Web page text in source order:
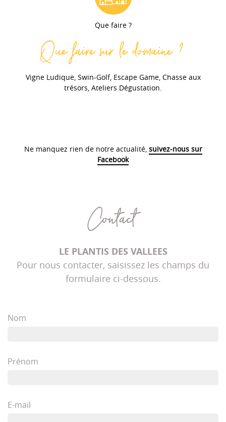
Que faire ?
Que faire sur le domaine ?
Vigne Ludique, Swin-Golf, Escape Game, Chasse aux
trésors, Ateliers Dégustation.
Ne manquez rien de notre actualité, suivez-nous sur
Facebook
Contact
LE PLANTIS DES VALLEES
Pour nous contacter, saisissez les champs du
formulaire ci-dessous.
Nom
Prénom
E-mail